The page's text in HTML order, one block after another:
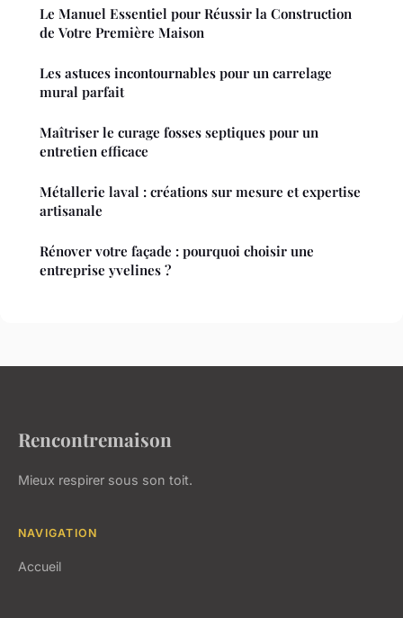
Le Manuel Essentiel pour Réussir la Construction
de Votre Première Maison
Les astuces incontournables pour un carrelage
mural parfait
Maîtriser le curage fosses septiques pour un
entretien efficace
Métallerie laval : créations sur mesure et expertise
artisanale
Rénover votre façade : pourquoi choisir une
entreprise yvelines ?
Rencontremaison
Mieux respirer sous son toit.
NAVIGATION
Accueil